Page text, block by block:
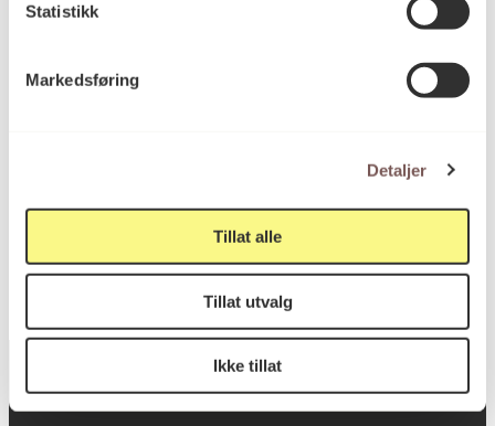
Statistikk
Markedsføring
Detaljer
Tillat alle
Tillat utvalg
Ikke tillat